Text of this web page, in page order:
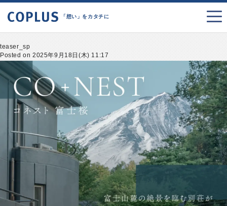
「想い」をカタチに
teaser_sp
Posted on 2025年9月18日(木) 11:17